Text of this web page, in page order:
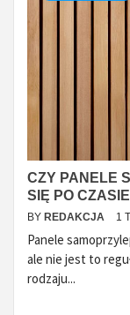
CZY PANELE
SIĘ PO
BY REDAKCJA 1
Panele
ale nie jest to
rodzaju...